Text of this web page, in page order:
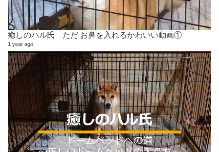
癒しのハル氏 ただ お鼻を入れるかわいい動画①
1 year ago